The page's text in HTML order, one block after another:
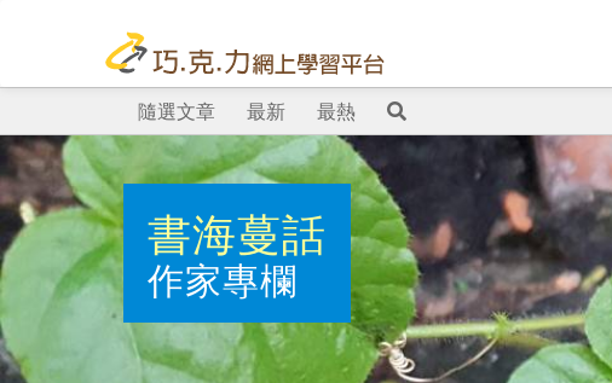
隨選文章 最新 最熱
書海蔓話
作家專欄